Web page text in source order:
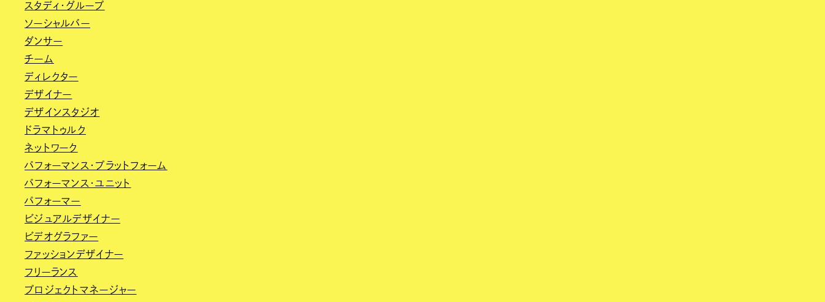
スタディ・グループ
ソーシャルバー
ダンサー
チーム
ディレクター
デザイナー
デザインスタジオ
ドラマトゥルク
ネットワーク
パフォーマンス・プラットフォーム
パフォーマンス・ユニット
パフォーマー
ビジュアルデザイナー
ビデオグラファー
ファッションデザイナー
フリーランス
プロジェクトマネージャー